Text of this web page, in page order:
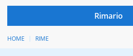
HOME RIME